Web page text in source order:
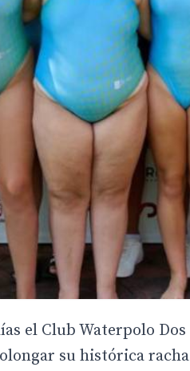
el Club Waterpolo
su histórica